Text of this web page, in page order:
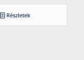
Részletek